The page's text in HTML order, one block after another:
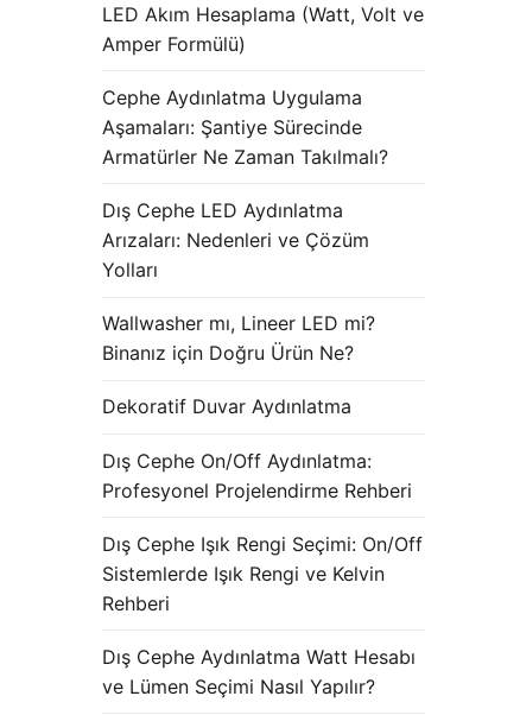
LED Akım Hesaplama (Watt, Volt ve
Amper Formülü)
Cephe Aydınlatma Uygulama
Aşamaları: Şantiye Sürecinde
Armatürler Ne Zaman Takılmalı?
Dış Cephe LED Aydınlatma
Arızaları: Nedenleri ve Çözüm
Yolları
Wallwasher mı, Lineer LED mi?
Binanız için Doğru Ürün Ne?
Dekoratif Duvar Aydınlatma
Dış Cephe On/Off Aydınlatma:
Profesyonel Projelendirme Rehberi
Dış Cephe Işık Rengi Seçimi: On/Off
Sistemlerde Işık Rengi ve Kelvin
Rehberi
Dış Cephe Aydınlatma Watt Hesabı
ve Lümen Seçimi Nasıl Yapılır?